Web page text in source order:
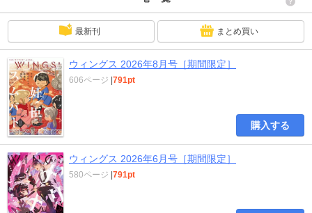
バスチャンの職業事情」池田乾 <BR>「ファサード 嫁（い）きおくれ王女の
愛犬ジョシーはここにいる」篠原烏童 <BR>「悩める弁護士の華麗なる助手」
ヤマダコト＋ちあい <BR>「かわうそは僕の嫁」街子マドカ <BR>「マンガ
を描くには猫が必要。」林らいす <BR>「少年魔法士 フレアスタックス」な
るしまゆり <BR>「未来を見たくない！」文章 <BR>「必ずあなたの役に立
つ海馬」菅野彰×南野ましろ <BR>●表紙 トマトスープ <BR>●ポスター
尚月地 <BR>●「犬が西向きゃ尾は東」ことの <BR>●綴じ込みペーパー 堀
江蟹子 <BR>※こちらの作品は2027年1月27日までの期間限定配信となります
※ <BR>電子版「ウィングス」内に掲載されている広告・情報・価格は紙版で
発行した当時のものとなります。電子版には付録は含まれていない場合がござ
います。プレゼント・アンケート等は締め切りが過ぎているものや受付対象外
最新刊 まとめ買い
ウィングス 2026年8月号［期間限定］
606ページ |791pt
購入する
ウィングス 2026年6月号［期間限定］
580ページ |791pt